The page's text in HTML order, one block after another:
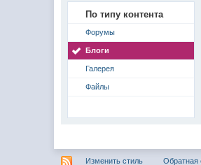
По типу контента
Форумы
Блоги
Галерея
Файлы
Изменить стиль Обратная